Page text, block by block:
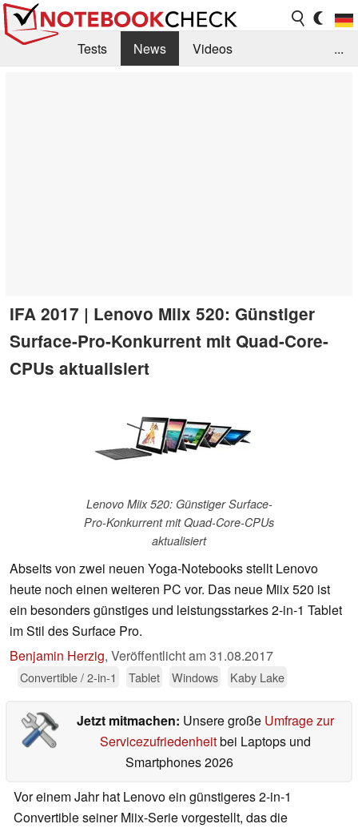
Tests News
Videos
...
IFA 2017 | Lenovo Miix 520: Günstiger
Surface-Pro-Konkurrent mit Quad-Core-
CPUs aktualisiert
Lenovo Miix 520: Günstiger Surface-
Pro-Konkurrent mit Quad-Core-CPUs
aktualisiert
Abseits von zwei neuen Yoga-Notebooks stellt Lenovo
heute noch einen weiteren PC vor. Das neue Miix 520 ist
ein besonders günstiges und leistungsstarkes 2-in-1 Tablet
im Stil des Surface Pro.
Benjamin Herzig, Veröffentlicht am31.08.2017
Convertible / 2-in-1 Tablet Windows Kaby Lake
Jetzt mitmachen: Unsere große Umfrage zur
Servicezufriedenheitbei Laptops und
Smartphones 2026
Vor einem Jahr hat Lenovo ein günstigeres 2-in-1
Convertible seiner Miix-Serie vorgestellt, das die